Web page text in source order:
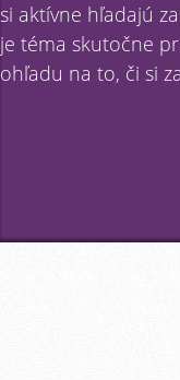
si aktívne hľadajú
je téma skutočne
ohľadu na to, či si